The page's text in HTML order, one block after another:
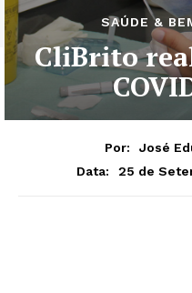
SAÚDE &
CliBrito
Por:
José
Data:
25 de